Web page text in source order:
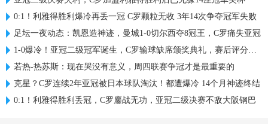
0:1！利雅得胜利爆冷再丢一冠 C罗颗粒无收 3年14次争夺冠军失败
足坛一夜动态：凯恩造神迹，曼城1-0切尔西夺8冠王，C罗痛失亚冠
1-0爆冷！亚冠二级冠军诞生，C罗输球缺席颁奖典礼，赛后评分出炉
若热-热苏斯：现在哭没有意义，周四联赛争冠才是最重要的
克星？C罗连续2年亚冠被日本球队淘汰！都遭爆冷 14个月神迹终结
0:1！利雅得胜利丢冠，C罗鏖战无功，亚冠二级决赛不敌大阪钢巴